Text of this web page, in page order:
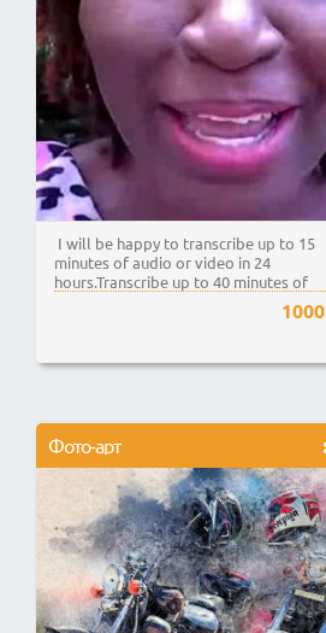
I will be happy to transcribe up to 15
minutes of audio or video in 24
hours.Transcribe up to 40 minutes of
1000
Фото-арт